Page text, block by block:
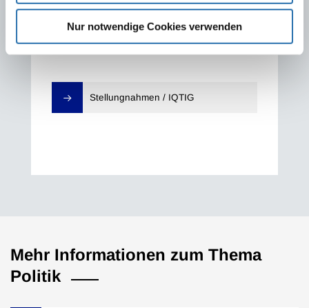
Nur notwendige Cookies verwenden
Stellungnahmen zu IQTIG-
Stellungnahmen / IQTIG
Mehr Informationen zum Thema
Politik